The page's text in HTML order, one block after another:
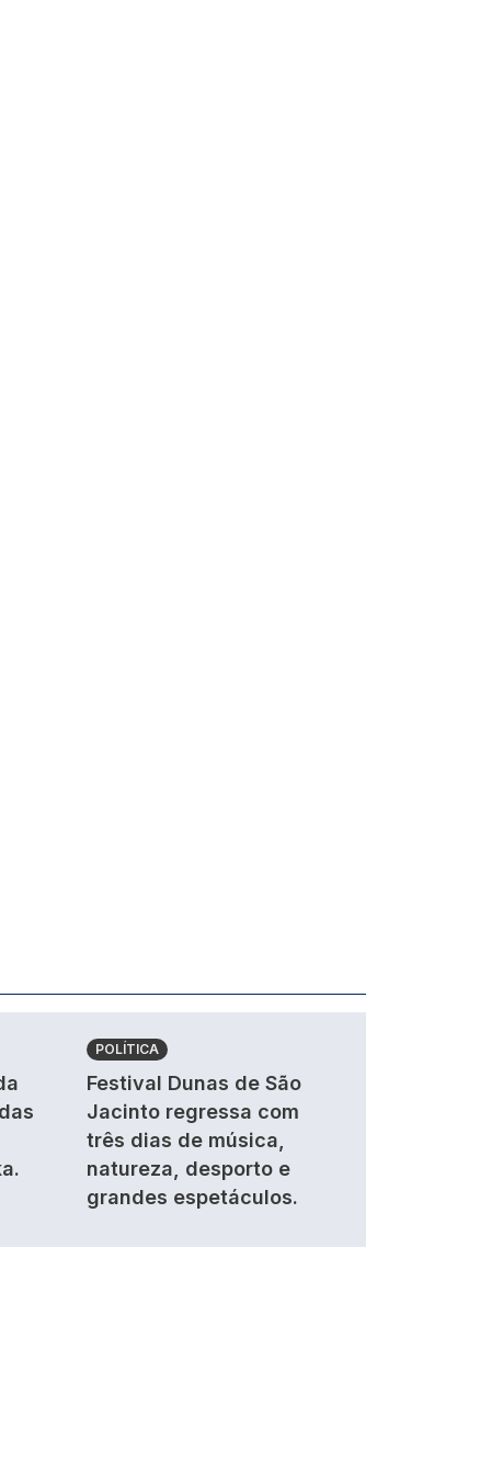
POLÍTICA
Festival Dunas de São
Jacinto regressa com
três dias de música,
natureza, desporto e
grandes espetáculos.